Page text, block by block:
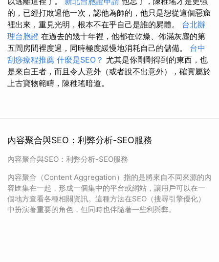
的，已經打敗過他一次，認他為師的，他只是想從這個惡窟
裡出來，重見光明，根本不在乎自己是誰的屍體。 台北辦
理台胞證 在過去的幾十年裡，他都在乾燥、佈滿灰塵的第
五間房間裡度過，同時極度緩慢地消耗自己的儲備。 台中
刮痧療程推薦 什麼是SEO？ 尤其是你剛剛得到的東西，也
是來自王者，而且令人意外（或者說不出意外），確實屬於
上古寶物範疇，陳稚瑤暗道。
內容聚合與SEO：利弊分析-SEO服務
內容聚合與SEO：利弊分析-SEO服務
內容聚合（Content Aggregation）指的是將來自不同來源的內
容匯集在一起，形成一個集中的平台或網站，讓用戶可以在一
個地方查看各種相關資訊。這種方法在SEO（搜尋引擎優化）
中扮演著重要的角色，但同時也伴隨著一些利與弊。